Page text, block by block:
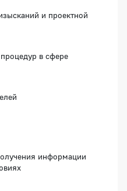
и проектной
в сфере
информации